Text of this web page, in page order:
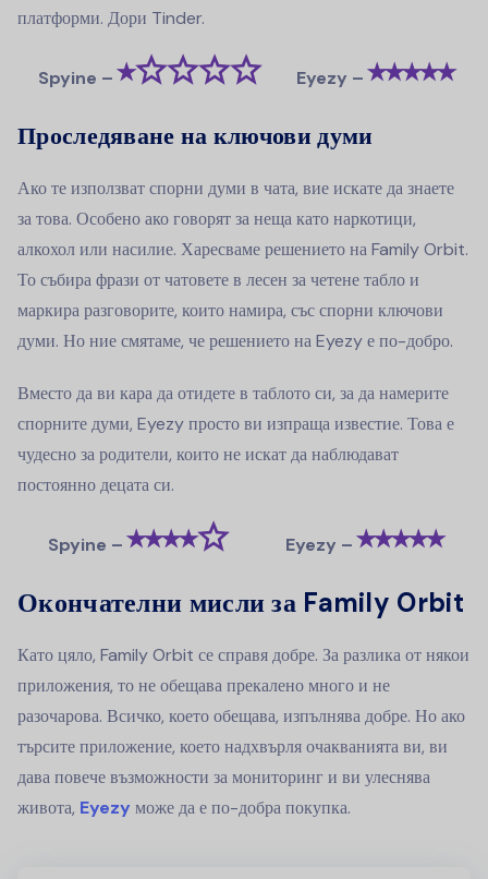
платформи. Дори Tinder.
Spyine –⭑☆☆☆☆ Eyezy –⭑⭑⭑⭑⭑
Проследяване на ключови думи
Ако те използват спорни думи в чата, вие искате да знаете
за това. Особено ако говорят за неща като наркотици,
алкохол или насилие. Харесваме решението на Family Orbit.
То събира фрази от чатовете в лесен за четене табло и
маркира разговорите, които намира, със спорни ключови
думи. Но ние смятаме, че решението на Eyezy е по-добро.
Вместо да ви кара да отидете в таблото си, за да намерите
спорните думи, Eyezy просто ви изпраща известие. Това е
чудесно за родители, които не искат да наблюдават
постоянно децата си.
Spyine –⭑⭑⭑⭑☆ Eyezy –⭑⭑⭑⭑⭑
Окончателни мисли за Family Orbit
Като цяло, Family Orbit се справя добре. За разлика от някои
приложения, то не обещава прекалено много и не
разочарова. Всичко, което обещава, изпълнява добре. Но ако
търсите приложение, което надхвърля очакванията ви, ви
дава повече възможности за мониторинг и ви улеснява
живота, Eyezy може да е по-добра покупка.